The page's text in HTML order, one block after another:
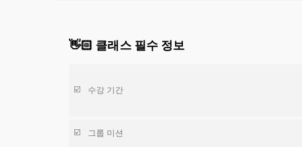
👋🏻 클래스 필수 정보
수강 기간
그룹 미션